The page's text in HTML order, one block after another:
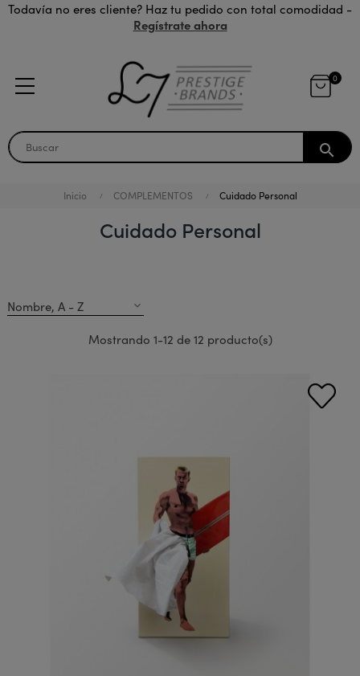
Todavía no eres cliente? Haz tu pedido con total comodidad -
Regístrate ahora
0
search
Inicio COMPLEMENTOS Cuidado Personal
Cuidado Personal
Nombre, A - Z expand_more
Mostrando 1-12 de 12 producto(s)